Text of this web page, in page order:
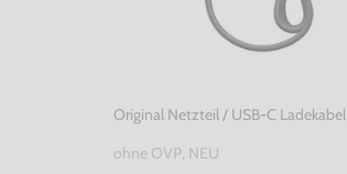
Original Netzteil / USB-C Ladekabel
ohne OVP, NEU